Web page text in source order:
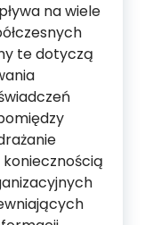
na wiele
te dotyczą